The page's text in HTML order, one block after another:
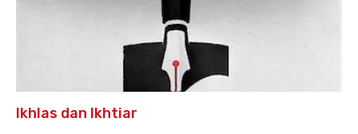
Ikhlas dan Ikhtiar